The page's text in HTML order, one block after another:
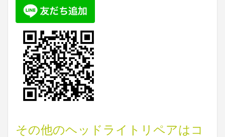
その他のヘッドライトリペアはコ